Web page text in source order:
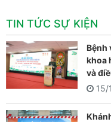
TIN TỨC SỰ KIỆN
Bệnh
khoa
và
15/